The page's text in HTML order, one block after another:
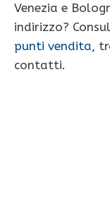
Venezia e
indirizzo?
punti vendita,
contatti.